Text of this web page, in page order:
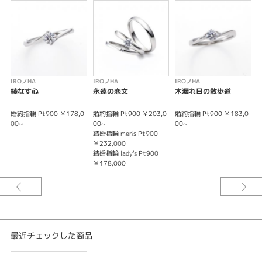
レディース
メンズ
U字・V字
婚約指輪
IRONOHA〈イロノハ〉幸せの空模様
Happiness in the sky
晴天も曇りも雨も一目でわかる
その全てがいい天気
どこまでも続いてる
IROノHA
綾なす心
婚約指輪 Pt900 ￥178,0
00~
IROノHA
永遠の恋文
婚約指輪 Pt900 ￥203,0
00~
結婚指輪 men's Pt900
￥232,000
結婚指輪 lady's Pt900
￥178,000
IROノHA
木漏れ日の散歩道
婚約指輪 Pt900 ￥183,0
00~
最近チェックした商品